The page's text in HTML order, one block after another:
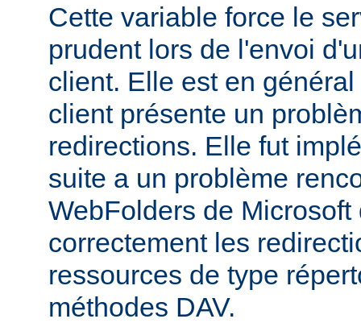
Cette variable force le
prudent lors de l'envoi
client. Elle est en
client présente un
redirections. Elle fut
suite a un problème
WebFolders de
correctement les
ressources de type
méthodes DAV.